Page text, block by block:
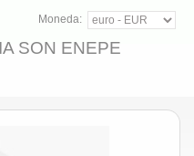
Moneda:
SON ENEPE